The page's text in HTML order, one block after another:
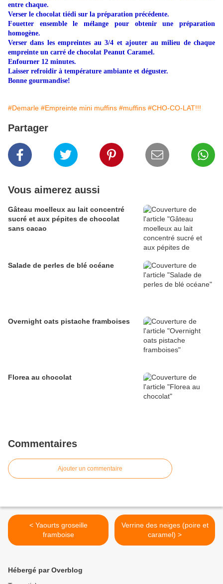
entre chaque.
Verser le chocolat tiédi sur la préparation précédente.
Fouetter ensemble le mélange pour obtenir une préparation
homogène.
Verser dans les empreintes au 3/4 et ajouter au milieu de chaque
empreinte un carré de chocolat Peanut Caramel.
Enfourner 12 minutes.
Laisser refroidir à température ambiante et déguster.
Bonne gourmandise!
#Demarle #Empreinte mini muffins #muffins #CHO-CO-LAT!!!
Partager
Vous aimerez aussi
Gâteau moelleux au lait concentré
sucré et aux pépites de chocolat
sans cacao
Salade de perles de blé océane
Overnight oats pistache framboises
Florea au chocolat
Commentaires
Ajouter un commentaire
< Yaourts groseille
framboise
Verrine des neiges (poire et
caramel) >
Hébergé par Overblog